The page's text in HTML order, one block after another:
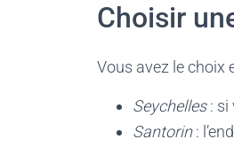
Choisir
Vous avez le choix
Seychelles: si
Santorin: